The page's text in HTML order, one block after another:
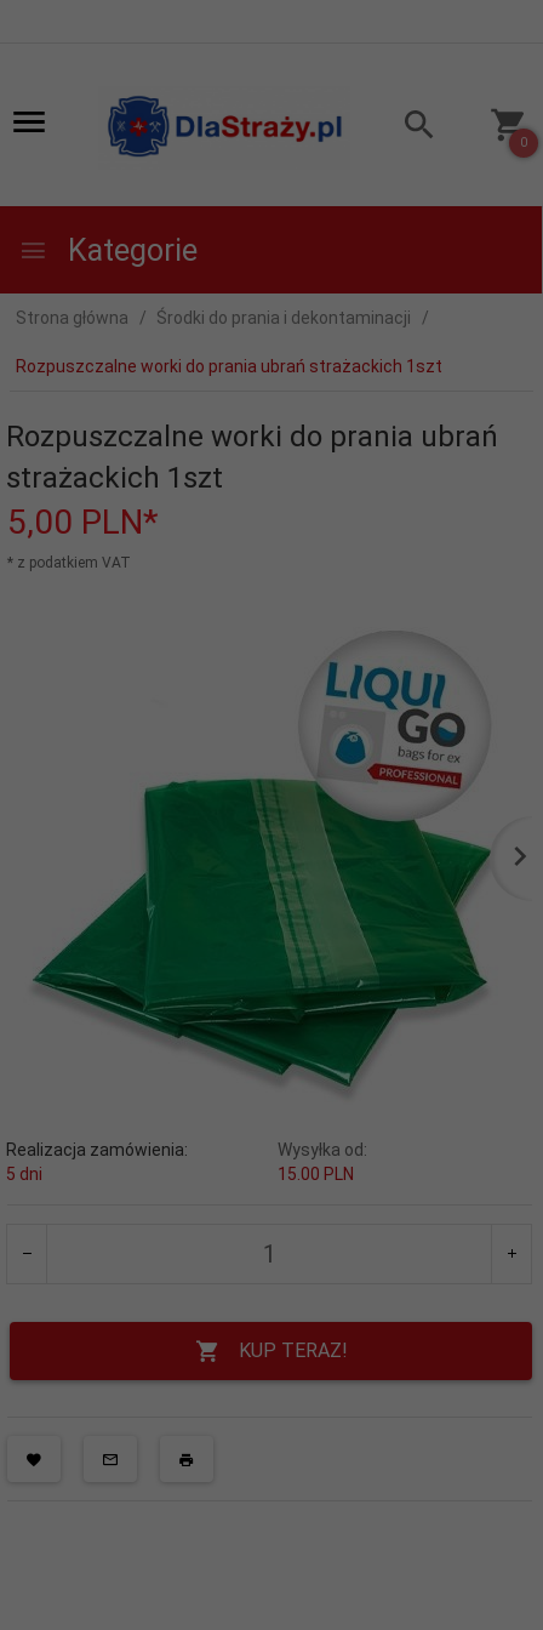
0
Kategorie
Strona główna Środki do prania i dekontaminacji
Rozpuszczalne worki do prania ubrań strażackich 1szt
Rozpuszczalne worki do prania ubrań
strażackich 1szt
5,00 PLN*
* z podatkiem VAT
Realizacja zamówienia:
5 dni
Wysyłka od:
15.00 PLN
KUP TERAZ!